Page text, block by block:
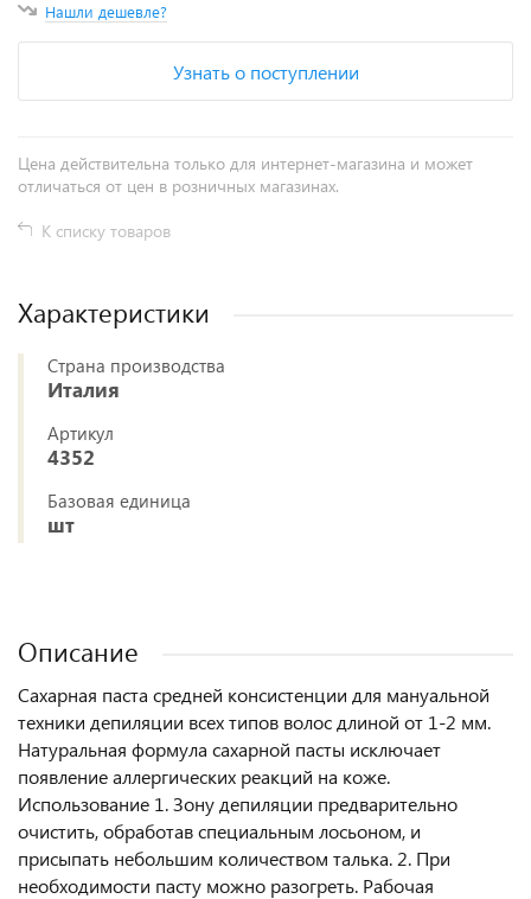
Нашли дешевле?
Узнать о поступлении
Цена действительна только для интернет-магазина и может
отличаться от цен в розничных магазинах.
К списку товаров
Характеристики
Страна производства
Италия
Артикул
4352
Базовая единица
шт
Описание
Сахарная паста средней консистенции для мануальной
техники депиляции всех типов волос длиной от 1-2 мм.
Натуральная формула сахарной пасты исключает
появление аллергических реакций на коже.
Использование 1. Зону депиляции предварительно
очистить, обработав специальным лосьоном, и
присыпать небольшим количеством талька. 2. При
необходимости пасту можно разогреть. Рабочая